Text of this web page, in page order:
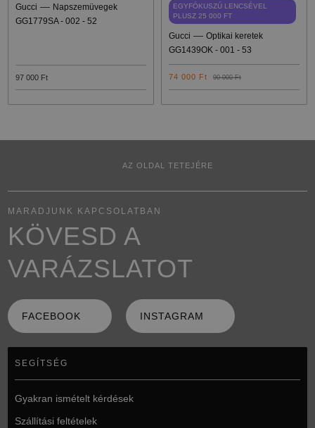
Gucci — Napszemüvegek
GG1779SA - 002 - 52
97 000 Ft
EGYFÓKUSZÚ LENCSÉVEL
PLUSZ 25 000 FT
Gucci — Optikai keretek
GG1439OK - 001 - 53
74 000 Ft 90 000 Ft
AZ OLDAL TETEJÉRE
MARADJUNK KAPCSOLATBAN
KÖVESD A
VARÁZSLATOT
FACEBOOK INSTAGRAM
SEGÍTSÉG
Gyakran ismételt kérdések
Szállítási feltételek